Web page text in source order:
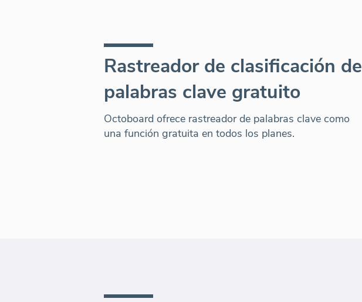
Rastreador de clasificación de
palabras clave gratuito
Octoboard ofrece rastreador de palabras clave como
una función gratuita en todos los planes.